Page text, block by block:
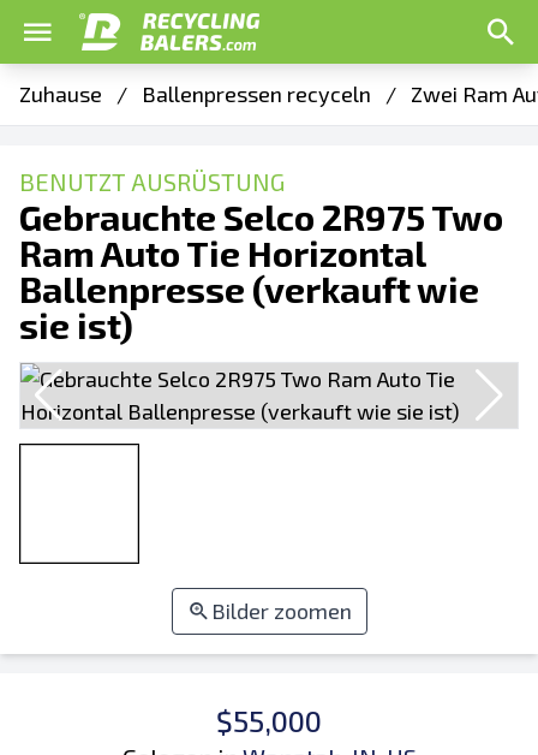
Zuhause / Ballenpressen recyceln / Zwei Ram
BENUTZT AUSRÜSTUNG
Gebrauchte Selco 2R975 Two
Ram Auto Tie Horizontal
Ballenpresse (verkauft wie
sie ist)
Bilder zoomen
$55,000